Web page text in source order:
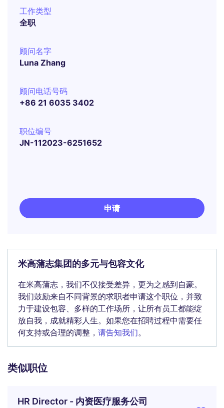
工作类型
全职
顾问名字
Luna Zhang
顾问电话号码
+86 21 6035 3402
职位编号
JN-112023-6251652
申请
米高蒲志集团的多元与包容文化
在米高蒲志，我们不仅接受差异，更为之感到自豪。
我们鼓励来自不同背景的求职者申请这个职位，并致
力于建设包容、多样的工作场所，让所有员工都能绽
放自我，成就精彩人生。如果您在招聘过程中需要任
何支持或合理的调整， 请告知我们。
类似职位
HR Director - 内资医疗服务公司